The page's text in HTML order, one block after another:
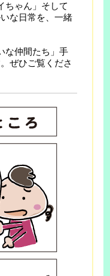
ちゃん」そして
な日常を、一緒
な仲間たち」手
ぜひご覧くださ